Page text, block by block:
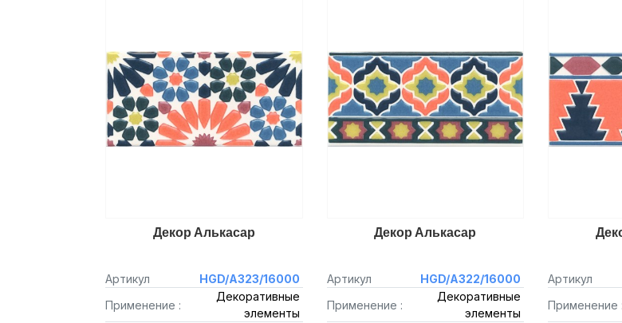
Декор Алькасар
Артикул
HGD/A323/16000
Применение :
Декоративные
элементы
Декор Алькасар
Артикул
HGD/A322/16000
Применение :
Декоративные
элементы
Артикул
Применение :